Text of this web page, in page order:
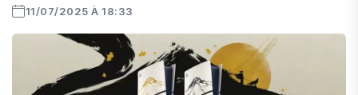
11/07/2025 À 18:33